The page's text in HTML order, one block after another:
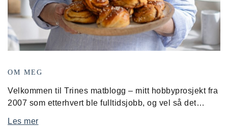
OM MEG
Velkommen til Trines matblogg – mitt hobbyprosjekt fra
2007 som etterhvert ble fulltidsjobb, og vel så det…
Les mer